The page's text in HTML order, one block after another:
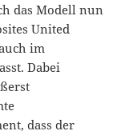
das Modell nun
United
im
Dabei
dass der